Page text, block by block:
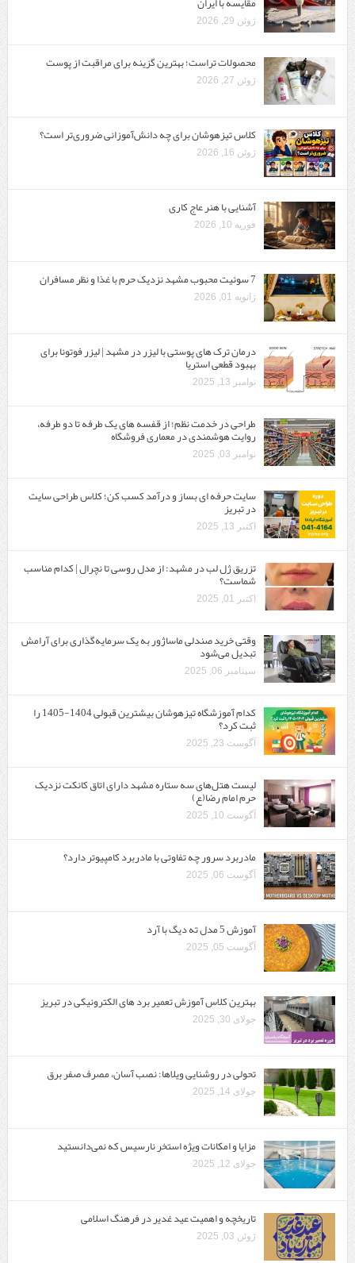
ژوئن 29, 2026
محصولات تراست؛ بهترین گزینه برای مراقبت از پوست
ژوئن 27, 2026
کلاس تیزهوشان برای چه دانش‌آموزانی ضروری‌تر است؟
ژوئن 16, 2026
آشنایی با هنر عاج کاری
فوریه 10, 2026
7 سوئیت محبوب مشهد نزدیک حرم با غذا و نظر مسافران
ژانویه 01, 2026
درمان ترک های پوستی با لیزر در مشهد | لیزر فوتونا برای
بهبود قطعی استریا
نوامبر 13, 2025
طراحی در خدمت نظم؛ از قفسه ‌های یک‌ طرفه تا دو طرفه،
روایت هوشمندی در معماری فروشگاه
نوامبر 03, 2025
سایت حرفه ‌ای بساز و درآمد کسب کن؛ کلاس طراحی سایت
در تبریز
اکتبر 13, 2025
تزریق ژل لب در مشهد: از مدل روسی تا نچرال | کدام مناسب
شماست؟
اکتبر 01, 2025
وقتی خرید صندلی ماساژور به یک سرمایه‌گذاری برای آرامش
تبدیل می‌شود
سپتامبر 06, 2025
کدام آموزشگاه تیزهوشان بیشترین قبولی 1404-1405 را
ثبت کرد؟
آگوست 23, 2025
لیست هتل‌های سه ستاره مشهد دارای اتاق کانکت نزدیک
حرم امام رضا(ع)
آگوست 10, 2025
مادربرد سرور چه تفاوتی با مادربرد کامپیوتر دارد؟
آگوست 06, 2025
آموزش 5 مدل ته دیگ با آرد
آگوست 05, 2025
بهترین کلاس آموزش تعمیر برد های الکترونیکی در تبریز
جولای 30, 2025
تحولی در روشنایی ویلاها: نصب آسان، مصرف صفر برق
جولای 14, 2025
مزایا و امکانات ویژه استخر نارسیس که نمی‌دانستید
جولای 12, 2025
تاریخچه و اهمیت عید غدیر در فرهنگ اسلامی
ژوئن 03, 2025